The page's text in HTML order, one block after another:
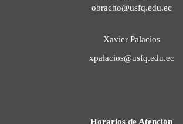
obracho@usfq.edu.ec
Xavier Palacios
xpalacios@usfq.edu.ec
Horarios de Atención